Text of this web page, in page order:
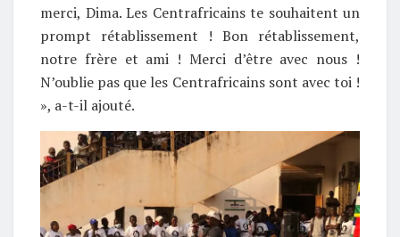
merci, Dima. Les Centrafricains te souhaitent un
prompt rétablissement ! Bon rétablissement,
notre frère et ami ! Merci d’être avec nous !
N’oublie pas que les Centrafricains sont avec toi !
», a-t-il ajouté.